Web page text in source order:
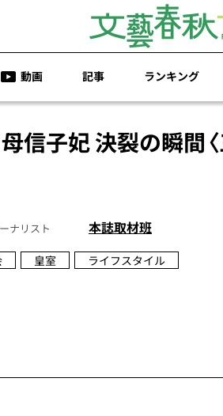
動画 記事 ランキング
信子妃 決裂の瞬間
ナリスト 本誌取材班
皇室 ライフスタイル